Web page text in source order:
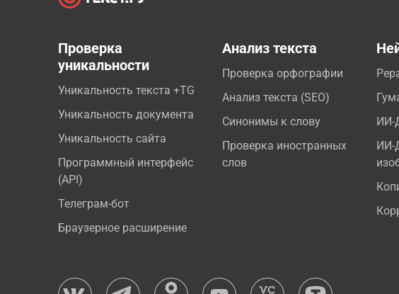
Проверка
уникальности
Уникальность текста +TG
Уникальность документа
Уникальность сайта
Программный интерфейс
(API)
Телеграм-бот
Браузерное расширение
Анализ текста
Проверка орфографии
Анализ текста (SEO)
Синонимы к слову
Проверка иностранных
слов
ИИ-
ИИ-